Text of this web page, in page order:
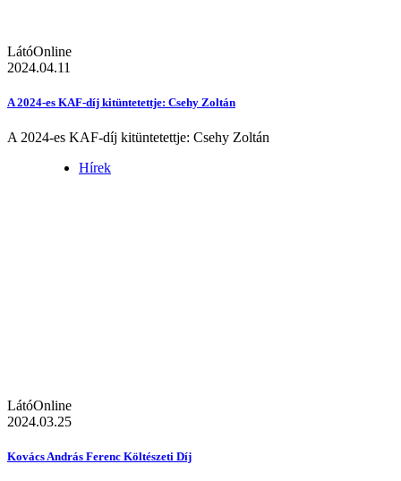
LátóOnline
2024.04.11
A 2024-es KAF-díj kitüntetettje: Csehy Zoltán
A 2024-es KAF-díj kitüntetettje: Csehy Zoltán
Hírek
LátóOnline
2024.03.25
Kovács András Ferenc Költészeti Díj